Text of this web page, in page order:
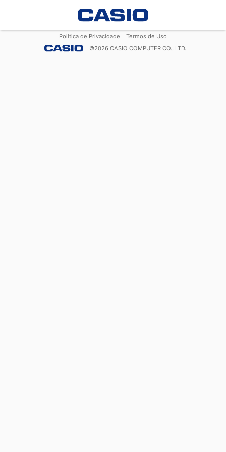
Política de Privacidade
Termos de Uso
©2026 CASIO COMPUTER CO., LTD.